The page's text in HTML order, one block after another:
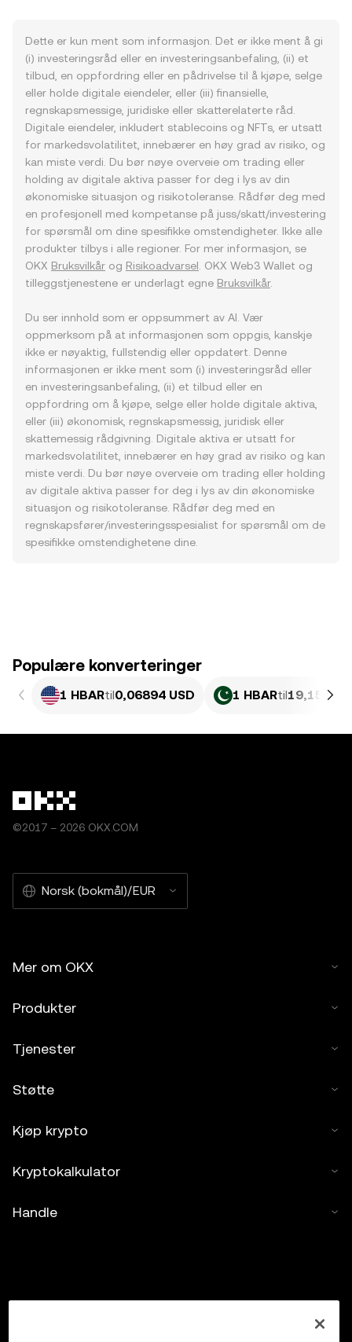
Dette er kun ment som informasjon. Det er ikke ment å gi
(i) investeringsråd eller en investeringsanbefaling, (ii) et
tilbud, en oppfordring eller en pådrivelse til å kjøpe, selge
eller holde digitale eiendeler, eller (iii) finansielle,
regnskapsmessige, juridiske eller skatterelaterte råd.
Digitale eiendeler, inkludert stablecoins og NFTs, er utsatt
for markedsvolatilitet, innebærer en høy grad av risiko, og
kan miste verdi. Du bør nøye overveie om trading eller
holding av digitale aktiva passer for deg i lys av din
økonomiske situasjon og risikotoleranse. Rådfør deg med
en profesjonell med kompetanse på juss/skatt/investering
for spørsmål om dine spesifikke omstendigheter. Ikke alle
produkter tilbys i alle regioner. For mer informasjon, se
OKX Bruksvilkår og Risikoadvarsel . OKX Web3 Wallet og
tilleggstjenestene er underlagt egne Bruksvilkår.
Du ser innhold som er oppsummert av AI. Vær
oppmerksom på at informasjonen som oppgis, kanskje
ikke er nøyaktig, fullstendig eller oppdatert. Denne
informasjonen er ikke ment som (i) investeringsråd eller
en investeringsanbefaling, (ii) et tilbud eller en
oppfordring om å kjøpe, selge eller holde digitale aktiva,
eller (iii) økonomisk, regnskapsmessig, juridisk eller
skattemessig rådgivning. Digitale aktiva er utsatt for
markedsvolatilitet, innebærer en høy grad av risiko og kan
miste verdi. Du bør nøye overveie om trading eller holding
av digitale aktiva passer for deg i lys av din økonomiske
situasjon og risikotoleranse. Rådfør deg med en
regnskapsfører/investeringsspesialist for spørsmål om de
spesifikke omstendighetene dine.
Populære konverteringer
1 HBARtil0,06894 USD 1 HBARtil19,15 PKR
©2017 – 2026 OKX.COM
Norsk (bokmål)/EUR
Mer om OKX
Produkter
Tjenester
Støtte
Kjøp krypto
Kryptokalkulator
Handle